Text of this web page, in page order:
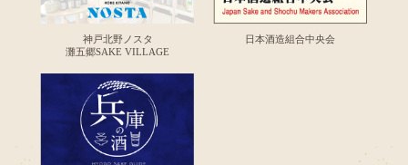
神戸北野ノスタ
灘五郷SAKE VILLAGE
日本酒造組合中央会